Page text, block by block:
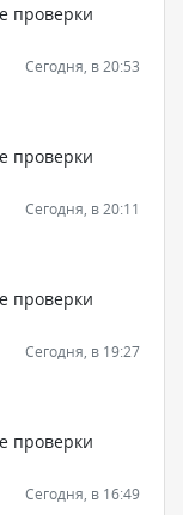
проверки
Сегодня, в 20:53
проверки
Сегодня, в 20:11
проверки
Сегодня, в 19:27
проверки
Сегодня, в 16:49